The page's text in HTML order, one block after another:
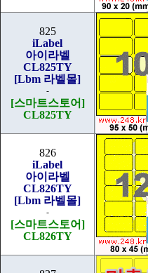
825
iLabel
아이라벨
CL825TY
[Lbm 라벨몰]
-
[스마트스토어]
CL825TY
826
iLabel
아이라벨
CL826TY
[Lbm 라벨몰]
-
[스마트스토어]
CL826TY